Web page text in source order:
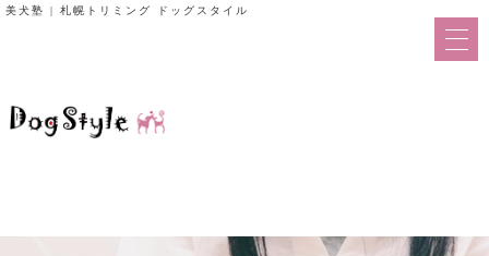
美犬塾 | 札幌トリミング ドッグスタイル